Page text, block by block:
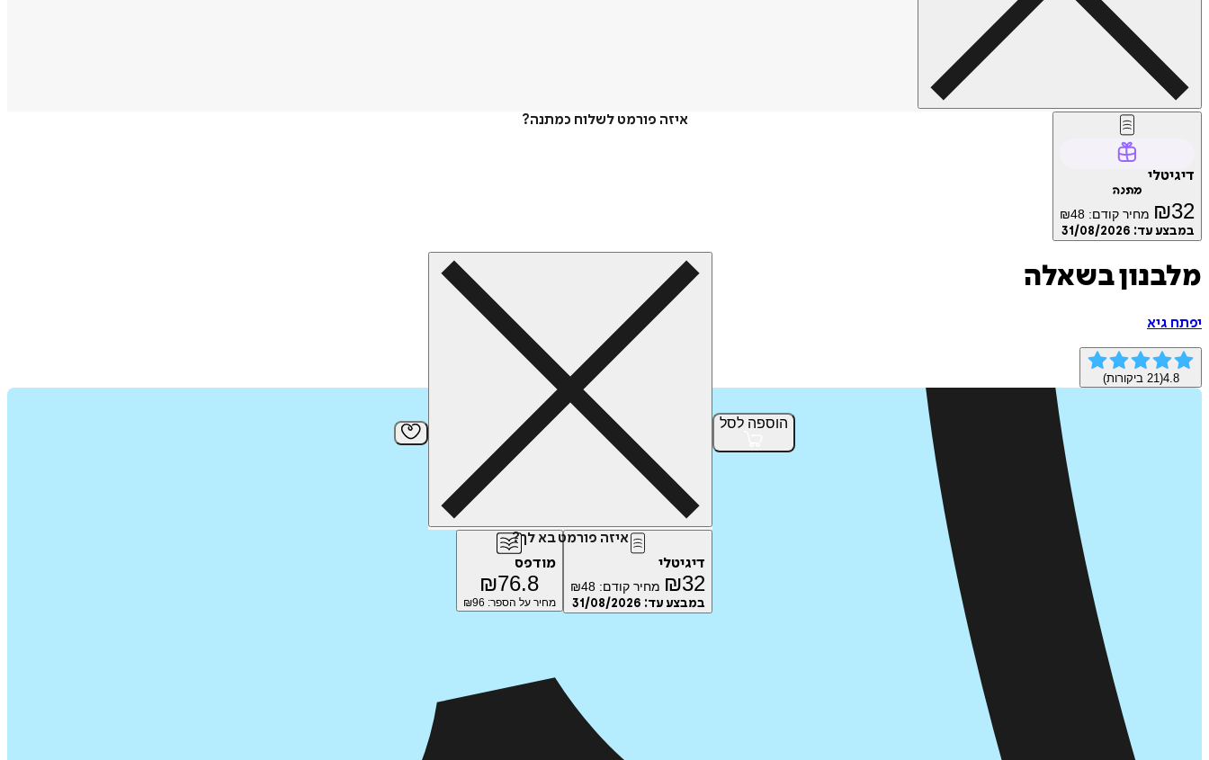
איזה פורמט לשלוח כמתנה?
דיגיטלי
מתנה
₪32 מחיר קודם: ₪48
במבצע עד: 31/08/2026
הוספה לסל
איזה פורמט בא לך?
דיגיטלי
₪32 מחיר קודם: ₪48
במבצע עד: 31/08/2026
מודפס
₪76.8
מחיר על הספר: ₪ 96
מלבנון בשאלה
יפתח גיא
4.8
(
21 ביקורות)